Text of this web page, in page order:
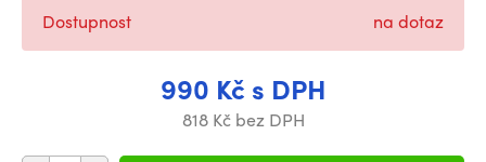
990 Kč s DPH
818 Kč bez DPH
Dostupnost na dotaz